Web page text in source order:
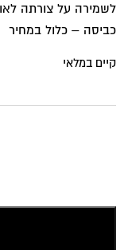
לשמירה על צורתה
כביסה – כלול במחיר
קיים במלאי